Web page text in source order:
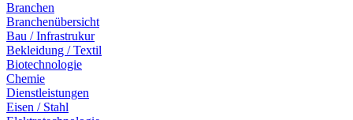
Branchen
Branchenübersicht
Bau / Infrastrukur
Bekleidung / Textil
Biotechnologie
Chemie
Dienstleistungen
Eisen / Stahl